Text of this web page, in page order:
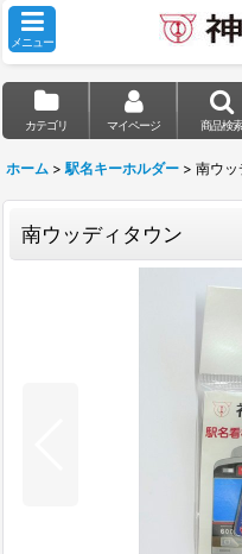
メニュー
カテゴリ マイページ 商品検索
ホーム > 駅名キーホルダー > 南ウッ
南ウッディタウン